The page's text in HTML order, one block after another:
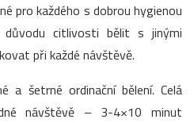
pro každého s dobrou hygienou
citlivosti bělit s jinými
při každé návštěvě.
a šetrné ordinační bělení. Celá
návštěvě – 3-4×10 minut